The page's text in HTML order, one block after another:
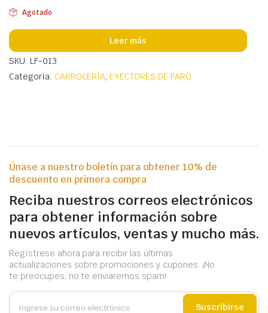
Agotado
Leer más
SKU: LF-013
Categoría: CARROCERÍA, EYECTORES DE FARO
Únase a nuestro boletín para obtener 10% de
descuento en primera compra
Reciba nuestros correos electrónicos
para obtener información sobre
nuevos artículos, ventas y mucho más.
Regístrese ahora para recibir las últimas
actualizaciones sobre promociones y cupones. ¡No
te preocupes, no te enviaremos spam!
Suscribirse